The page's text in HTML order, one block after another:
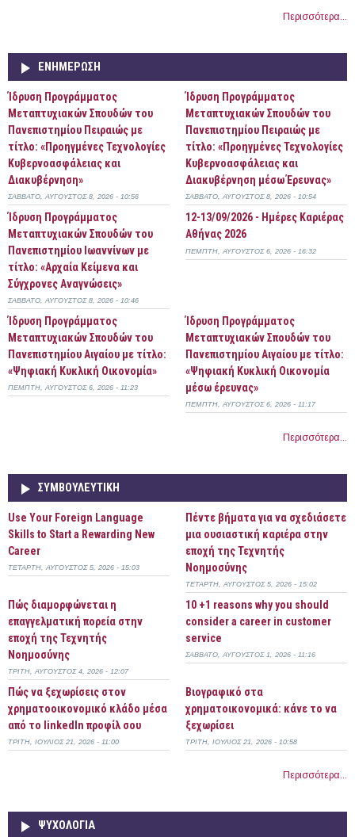
Περισσότερα...
ΕΝΗΜΈΡΩΣΗ
Ίδρυση Προγράμματος
Μεταπτυχιακών Σπουδών του
Πανεπιστημίου Πειραιώς με
τίτλο: «Προηγμένες Τεχνολογίες
Κυβερνοασφάλειας και
Διακυβέρνηση»
ΣΆΒΒΑΤΟ, ΑΎΓΟΥΣΤΟΣ 8, 2026 - 10:56
Ίδρυση Προγράμματος
Μεταπτυχιακών Σπουδών του
Πανεπιστημίου Πειραιώς με
τίτλο: «Προηγμένες Τεχνολογίες
Κυβερνοασφάλειας και
Διακυβέρνηση μέσω Έρευνας»
ΣΆΒΒΑΤΟ, ΑΎΓΟΥΣΤΟΣ 8, 2026 - 10:54
Ίδρυση Προγράμματος
Μεταπτυχιακών Σπουδών του
Πανεπιστημίου Ιωαννίνων με
τίτλο: «Αρχαία Κείμενα και
Σύγχρονες Αναγνώσεις»
ΣΆΒΒΑΤΟ, ΑΎΓΟΥΣΤΟΣ 8, 2026 - 10:46
12-13/09/2026 - Ημέρες Καριέρας
Αθήνας 2026
ΠΈΜΠΤΗ, ΑΎΓΟΥΣΤΟΣ 6, 2026 - 16:32
Ίδρυση Προγράμματος
Μεταπτυχιακών Σπουδών του
Πανεπιστημίου Αιγαίου με τίτλο:
«Ψηφιακή Κυκλική Οικονομία»
ΠΈΜΠΤΗ, ΑΎΓΟΥΣΤΟΣ 6, 2026 - 11:23
Ίδρυση Προγράμματος
Μεταπτυχιακών Σπουδών του
Πανεπιστημίου Αιγαίου με τίτλο:
«Ψηφιακή Κυκλική Οικονομία
μέσω έρευνας»
ΠΈΜΠΤΗ, ΑΎΓΟΥΣΤΟΣ 6, 2026 - 11:17
Περισσότερα...
ΣΥΜΒΟΥΛΕΥΤΙΚΉ
Use Your Foreign Language
Skills to Start a Rewarding New
Career
ΤΕΤΆΡΤΗ, ΑΎΓΟΥΣΤΟΣ 5, 2026 - 15:03
Πέντε βήματα για να σχεδιάσετε
μια ουσιαστική καριέρα στην
εποχή της Τεχνητής
Νοημοσύνης
ΤΕΤΆΡΤΗ, ΑΎΓΟΥΣΤΟΣ 5, 2026 - 15:02
Πώς διαμορφώνεται η
επαγγελματική πορεία στην
εποχή της Τεχνητής
Νοημοσύνης
ΤΡΊΤΗ, ΑΎΓΟΥΣΤΟΣ 4, 2026 - 12:07
10 +1 reasons why you should
consider a career in customer
service
ΣΆΒΒΑΤΟ, ΑΎΓΟΥΣΤΟΣ 1, 2026 - 11:16
Πώς να ξεχωρίσεις στον
χρηματοοικονομικό κλάδο μέσα
από το linkedIn προφίλ σου
ΤΡΊΤΗ, ΙΟΎΛΙΟΣ 21, 2026 - 11:00
Bιογραφικό στα
χρηματοικονομικά: κάνε το να
ξεχωρίσει
ΤΡΊΤΗ, ΙΟΎΛΙΟΣ 21, 2026 - 10:58
Περισσότερα...
ΨΥΧΟΛΟΓΊΑ